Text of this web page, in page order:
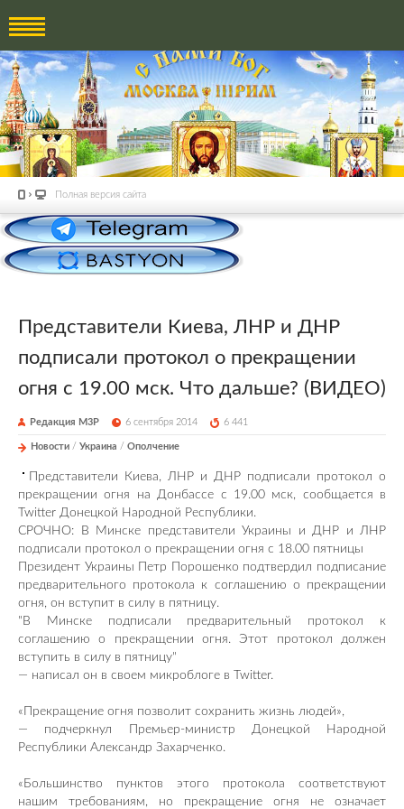
Полная версия сайта
Представители Киева, ЛНР и ДНР
подписали протокол о прекращении
огня с 19.00 мск. Что дальше? (ВИДЕО)
Редакция М3Р 6 сентября 2014 6 441
Новости / Украина / Ополчение
Представители Киева, ЛНР и ДНР подписали протокол о
прекращении огня на Донбассе с 19.00 мск, сообщается в
Twitter Донецкой Народной Республики.
СРОЧНО: В Минске представители Украины и ДНР и ЛНР
подписали протокол о прекращении огня с 18.00 пятницы
Президент Украины Петр Порошенко подтвердил подписание
предварительного протокола к соглашению о прекращении
огня, он вступит в силу в пятницу.
"В Минске подписали предварительный протокол к
соглашению о прекращении огня. Этот протокол должен
вступить в силу в пятницу"
— написал он в своем микроблоге в Twitter.
«Прекращение огня позволит сохранить жизнь людей»,
— подчеркнул Премьер-министр Донецкой Народной
Республики Александр Захарченко.
«Большинство пунктов этого протокола соответствуют
нашим требованиям, но прекращение огня не означает